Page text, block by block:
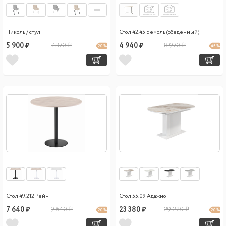
Николь / стул
5 900 ₽ 7 370 ₽ 20 %
Стол 42.45 Бемоль (обеденный)
4 940 ₽ 8 970 ₽ 45 %
Стол 49.212 Рейн
7 640 ₽ 9 540 ₽ 20 %
Стол 55.09 Адажио
23 380 ₽ 29 220 ₽ 20 %